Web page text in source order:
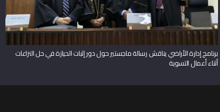
برنامج إدارة الأراضي يناقش رسالة ماجستير حول دور إثبات الحيازة في حل النزاعات
أثناء أعمال التسوية